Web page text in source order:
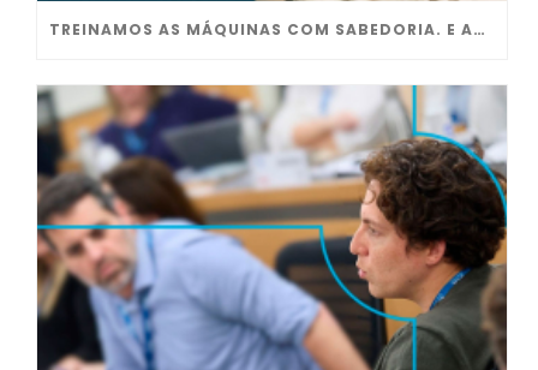
TREINAMOS AS MÁQUINAS COM SABEDORIA. E AS EMPRESAS?